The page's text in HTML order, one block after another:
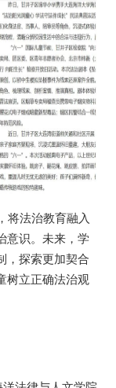
将法治教育融入
意识。未来，学
，探索更加契合
树立正确法治观